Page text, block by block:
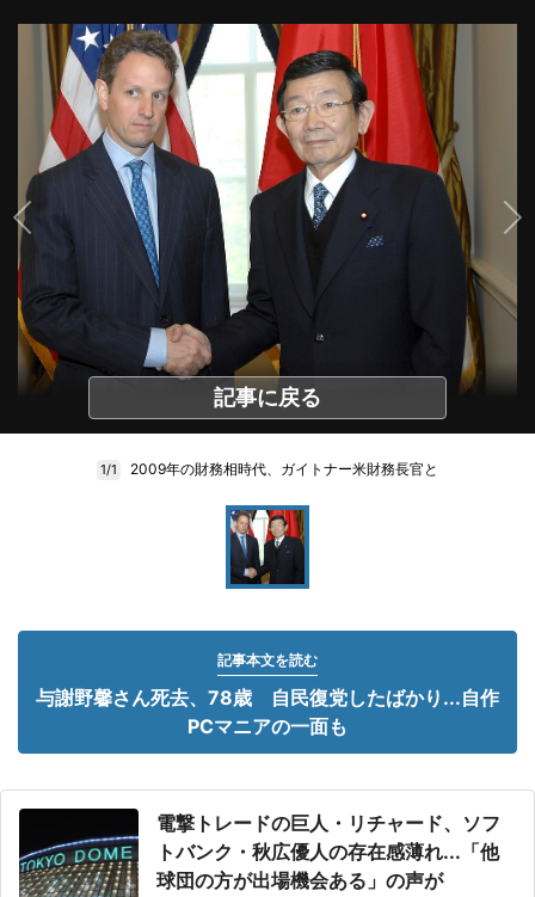
記事に戻る
1/1 2009年の財務相時代、ガイトナー米財務長官と
記事本文を読む
与謝野馨さん死去、78歳 自民復党したばかり...自作
PCマニアの一面も
電撃トレードの巨人・リチャード、ソフ
トバンク・秋広優人の存在感薄れ...「他
球団の方が出場機会ある」の声が